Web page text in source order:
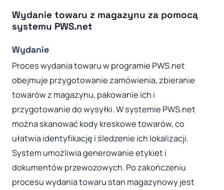
Wydanie towaru z magazynu za pomocą
systemu PWS.net
Wydanie
Proces wydania towaru w programie PWS.net
obejmuje przygotowanie zamówienia, zbieranie
towarów z magazynu, pakowanie ich i
przygotowanie do wysyłki. W systemie PWS.net
można skanować kody kreskowe towarów, co
ułatwia identyfikację i śledzenie ich lokalizacji.
System umożliwia generowanie etykiet i
dokumentów przewozowych. Po zakończeniu
procesu wydania towaru stan magazynowy jest